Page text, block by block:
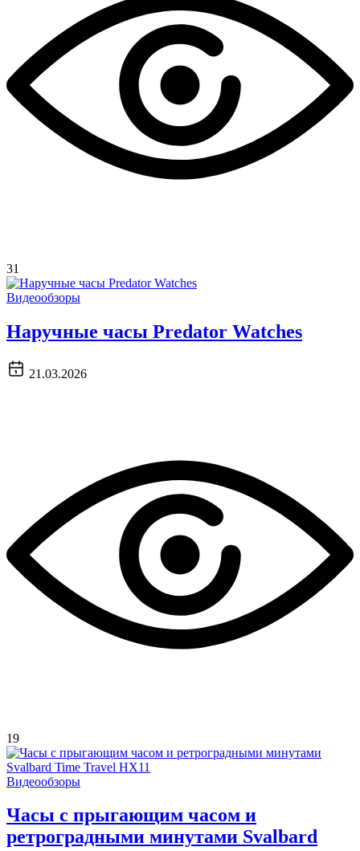
31
Видеообзоры
Наручные часы Predator Watches
21.03.2026
19
Видеообзоры
Часы с прыгающим часом и
ретроградными минутами Svalbard